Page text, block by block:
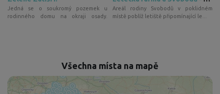
Jedná se o soukromý pozemek u
rodinného domu na okraji osady.
Areál rodiny Svobodů v poklidném
místě poblíž letiště připomínající le...
Všechna místa na mapě